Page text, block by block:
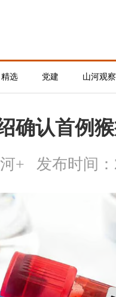
精选 党建 山河观察
确认首例
+ 发布时间：